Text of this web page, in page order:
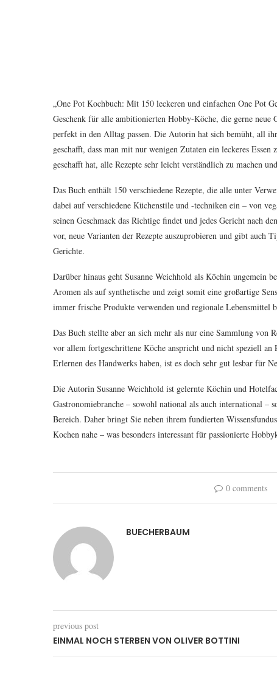
„One Pot Kochbuch: Mit 150 leckeren und einfachen One Pot
Geschenk für alle ambitionierten Hobby-Köche, die gerne
perfekt in den Alltag passen. Die Autorin hat sich bemüht, all
geschafft, dass man mit nur wenigen Zutaten ein leckeres Essen
geschafft hat, alle Rezepte sehr leicht verständlich zu machen
Das Buch enthält 150 verschiedene Rezepte, die alle unter
dabei auf verschiedene Küchenstile und -techniken ein – von
seinen Geschmack das Richtige findet und jedes Gericht nach
vor, neue Varianten der Rezepte auszuprobieren und gibt
Gerichte.
Darüber hinaus geht Susanne Weichhold als Köchin ungemein
Aromen als auf synthetische und zeigt somit eine großartige
immer frische Produkte verwenden und regionale Lebensmittel
Das Buch stellte aber an sich mehr als nur eine Sammlung
vor allem fortgeschrittene Köche anspricht und nicht speziell an
Erlernen des Handwerks haben, ist es doch sehr gut lesbar für
Die Autorin Susanne Weichhold ist gelernte Köchin und
Gastronomiebranche – sowohl national als auch international
Bereich. Daher bringt Sie neben ihrem fundierten
Kochen nahe – was besonders interessant für passionierte
0 comments
BUECHERBAUM
previous post
EINMAL NOCH STERBEN VON OLIVER BOTTINI